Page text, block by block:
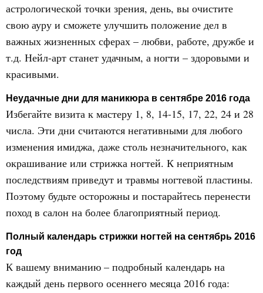
астрологической точки зрения, день, вы очистите
свою ауру и сможете улучшить положение дел в
важных жизненных сферах – любви, работе, дружбе и
т.д. Нейл-арт станет удачным, а ногти – здоровыми и
красивыми.
Неудачные дни для маникюра в сентябре 2016 года
Избегайте визита к мастеру 1, 8, 14-15, 17, 22, 24 и 28
числа. Эти дни считаются негативными для любого
изменения имиджа, даже столь незначительного, как
окрашивание или стрижка ногтей. К неприятным
последствиям приведут и травмы ногтевой пластины.
Поэтому будьте осторожны и постарайтесь перенести
поход в салон на более благоприятный период.
Полный календарь стрижки ногтей на сентябрь 2016
год
К вашему вниманию – подробный календарь на
каждый день первого осеннего месяца 2016 года: